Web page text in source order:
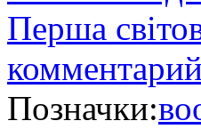
Перша
Позначки: